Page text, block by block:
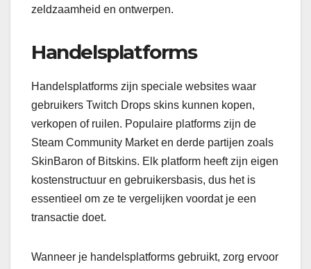
zeldzaamheid en ontwerpen.
Handelsplatforms
Handelsplatforms zijn speciale websites waar
gebruikers Twitch Drops skins kunnen kopen,
verkopen of ruilen. Populaire platforms zijn de
Steam Community Market en derde partijen zoals
SkinBaron of Bitskins. Elk platform heeft zijn eigen
kostenstructuur en gebruikersbasis, dus het is
essentieel om ze te vergelijken voordat je een
transactie doet.
Wanneer je handelsplatforms gebruikt, zorg ervoor